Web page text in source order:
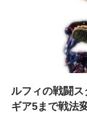
ルフィの戦闘
ギア5まで戦法